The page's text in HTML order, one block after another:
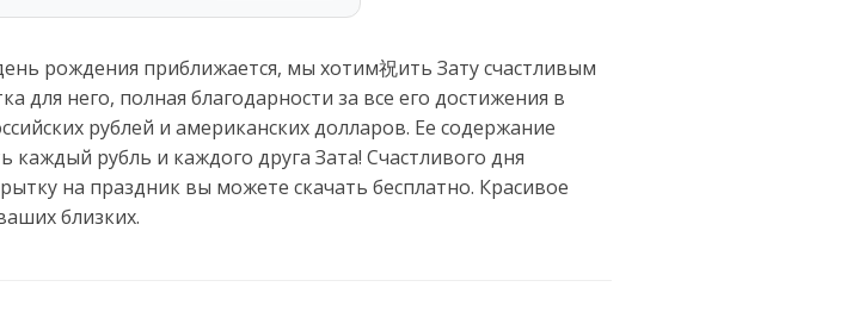
рождения приближается, мы хотим祝ить Зату счастливым
него, полная благодарности за все его достижения в
рублей и американских долларов. Ее содержание
рубль и каждого друга Зата! Счастливого дня
на праздник вы можете скачать бесплатно. Красивое
близких.